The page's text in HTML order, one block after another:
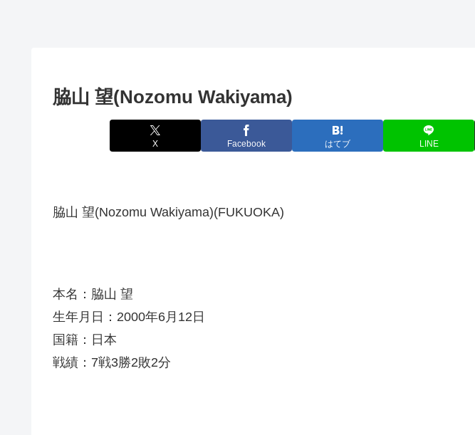
脇山 望(Nozomu Wakiyama)
X Facebook はてブ LINE
脇山 望(Nozomu Wakiyama)(FUKUOKA)
本名：脇山 望
生年月日：2000年6月12日
国籍：日本
戦績：7戦3勝2敗2分